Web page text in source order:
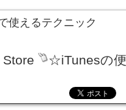
使えるテクニック
☆iTunesの